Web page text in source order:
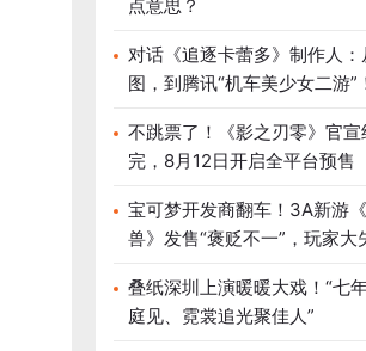
点意思？
对话《追逐卡蕾多》制作人：
图，到腾讯“机车美少女二游”
不跳票了！《影之刃零》官宣
完，8月12日开启全平台预售
宝可梦开发商翻车！3A新游
兽》发售“褒贬不一”，玩家大
叠纸深圳上演暖暖大戏！“七
庭见、霓裳追光聚佳人”